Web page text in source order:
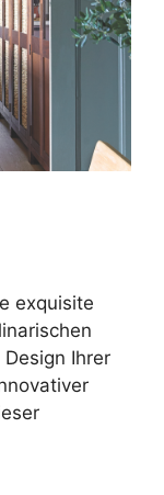
exquisite
Ihrer